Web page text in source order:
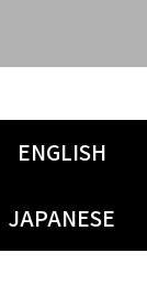
ENGLISH
JAPANESE